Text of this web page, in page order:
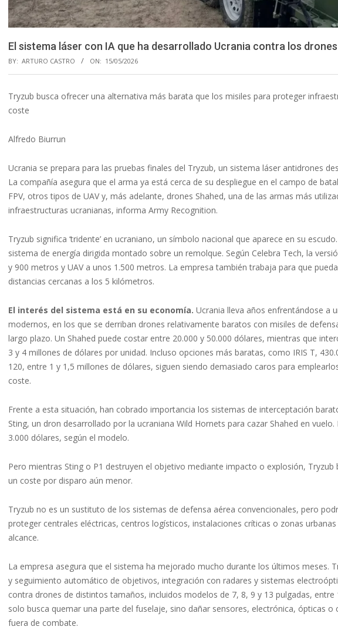
El sistema láser con IA que ha desarrollado Ucrania contra los
BY: ARTURO CASTRO ON: 15/05/2026
Tryzub busca ofrecer una alternativa más barata que los misiles para proteger
coste
Alfredo Biurrun
Ucrania se prepara para las pruebas finales del Tryzub, un sistema láser antidrones
La compañía asegura que el arma ya está cerca de su despliegue en el campo de
FPV, otros tipos de UAV y, más adelante, drones Shahed, una de las armas más
infraestructuras ucranianas, informa Army Recognition.
Tryzub significa ‘tridente’ en ucraniano, un símbolo nacional que aparece en su
sistema de energía dirigida montado sobre un remolque. Según Celebra Tech, la
y 900 metros y UAV a unos 1.500 metros. La empresa también trabaja para que
distancias cercanas a los 5 kilómetros.
El interés del sistema está en su economía. Ucrania lleva años enfrentándose a
modernos, en los que se derriban drones relativamente baratos con misiles de
largo plazo. Un Shahed puede costar entre 20.000 y 50.000 dólares, mientras que
3 y 4 millones de dólares por unidad. Incluso opciones más baratas, como IRIS T,
120, entre 1 y 1,5 millones de dólares, siguen siendo demasiado caros para
coste.
Frente a esta situación, han cobrado importancia los sistemas de interceptación
Sting, un dron desarrollado por la ucraniana Wild Hornets para cazar Shahed en
3.000 dólares, según el modelo.
Pero mientras Sting o P1 destruyen el objetivo mediante impacto o explosión, Tryzub
un coste por disparo aún menor.
Tryzub no es un sustituto de los sistemas de defensa aérea convencionales, pero
proteger centrales eléctricas, centros logísticos, instalaciones críticas o zonas
alcance.
La empresa asegura que el sistema ha mejorado mucho durante los últimos meses.
y seguimiento automático de objetivos, integración con radares y sistemas
contra drones de distintos tamaños, incluidos modelos de 7, 8, 9 y 13 pulgadas,
solo busca quemar una parte del fuselaje, sino dañar sensores, electrónica, ópticas
fuera de combate.